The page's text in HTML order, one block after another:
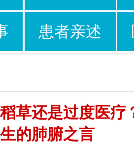
患者亲述
草还是过度医疗
的肺腑之言